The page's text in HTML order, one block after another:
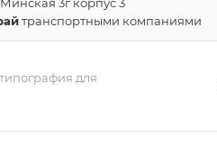
транспортными компаниями
для